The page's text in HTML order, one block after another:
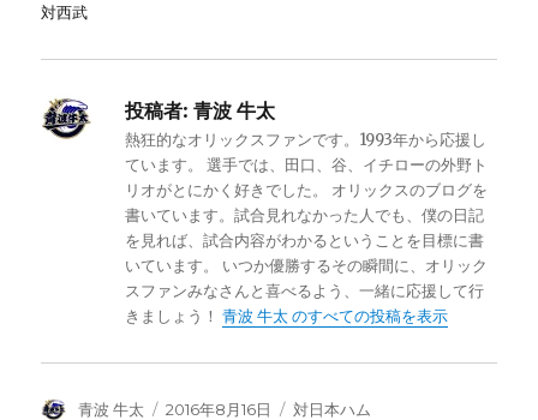
対西武
投稿者: 青波 牛太
熱狂的なオリックスファンです。1993年から応援し
ています。 選手では、田口、谷、イチローの外野ト
リオがとにかく好きでした。 オリックスのブログを
書いています。試合見れなかった人でも、僕の日記
を見れば、試合内容がわかるということを目標に書
いています。 いつか優勝するその瞬間に、オリック
スファンみなさんと喜べるよう、一緒に応援して行
きましょう！青波 牛太 のすべての投稿を表示
投
青波 牛太
投
2016年8月16日
カ
対日本ハム